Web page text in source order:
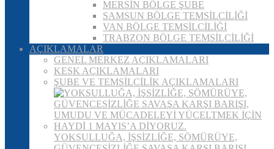
MERSİN BÖLGE ŞUBE
SAMSUN BÖLGE TEMSİLCİLİĞİ
VAN BÖLGE TEMSİLCİLİĞİ
TRABZON BÖLGE TEMSİLCİLİĞİ
AÇIKLAMALAR
GENEL MERKEZ AÇIKLAMALARI
KESK AÇIKLAMALARI
ŞUBE VE TEMSİLCİLİK AÇIKLAMALARI
YOKSULLUĞA, İŞSİZLİĞE, SÖMÜRÜYE,